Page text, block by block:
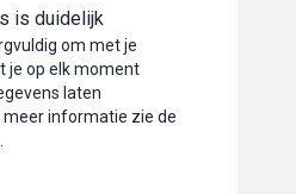
is duidelijk
om met je
je op elk moment
laten
meer informatie zie de